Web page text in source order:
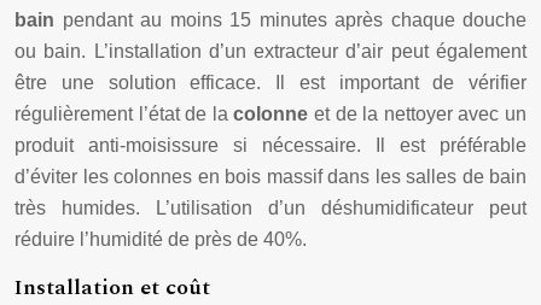
bain pendant au moins 15 minutes après chaque douche
ou bain. L’installation d’un extracteur d’air peut également
être une solution efficace. Il est important de vérifier
régulièrement l’état de lacolonneet de la nettoyer avec un
produit anti-moisissure si nécessaire. Il est préférable
d’éviter les colonnes en bois massif dans les salles de bain
très humides. L’utilisation d’un déshumidificateur peut
réduire l’humidité de près de 40%.
Installation et coût